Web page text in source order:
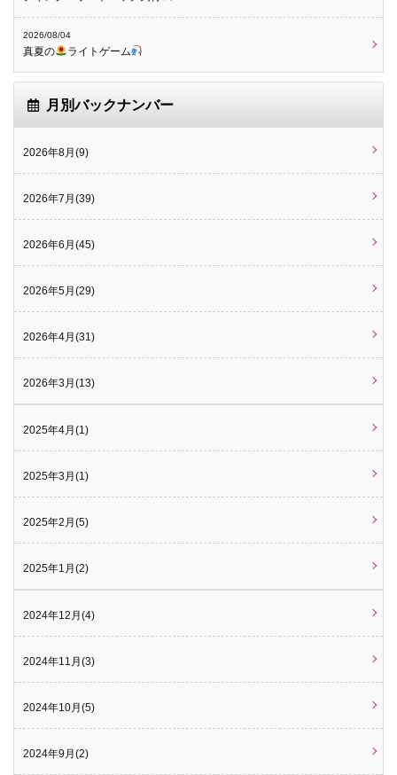
2026/08/04
真夏の ライトゲーム
月別バックナンバー
2026年8月(9)
2026年7月(39)
2026年6月(45)
2026年5月(29)
2026年4月(31)
2026年3月(13)
2025年4月(1)
2025年3月(1)
2025年2月(5)
2025年1月(2)
2024年12月(4)
2024年11月(3)
2024年10月(5)
2024年9月(2)